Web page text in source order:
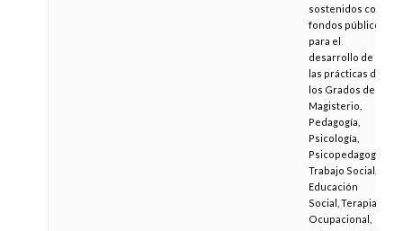
sostenidos con
fondos públicos
para el
desarrollo de
las prácticas de
los Grados de
Magisterio,
Pedagogía,
Psicología,
Psicopedagogía,
Trabajo Social,
Educación
Social, Terapia
Ocupacional,